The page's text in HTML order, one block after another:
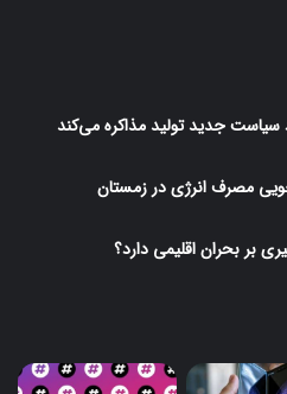
سیاست جدید تولید مذاکره می‌کند
مصرف انرژی در زمستان
بر بحران اقلیمی دارد؟